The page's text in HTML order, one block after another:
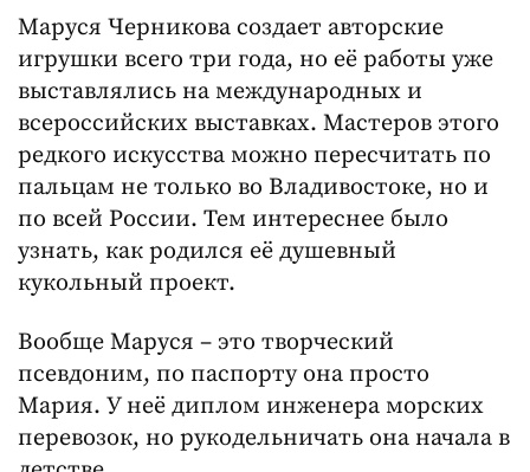
Маруся Черникова создает авторские
игрушки всего три года, но её работы уже
выставлялись на международных и
всероссийских выставках. Мастеров этого
редкого искусства можно пересчитать по
пальцам не только во Владивостоке, но и
по всей России. Тем интереснее было
узнать, как родился её душевный
кукольный проект.
Вообще Маруся – это творческий
псевдоним, по паспорту она просто
Мария. У неё диплом инженера морских
перевозок, но рукодельничать она начала в